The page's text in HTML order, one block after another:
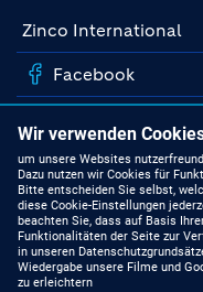
Zinco International
Facebook
YouTube
Linkedin
Wir verwenden
um unsere Websites
Dazu nutzen wir Cookies für
Bitte entscheiden Sie selbst,
diese Cookie-Einstellungen
beachten Sie, dass auf Basis
Funktionalitäten der Seite zur
in unseren
Wiedergabe unsere Filme und
zu erleichtern